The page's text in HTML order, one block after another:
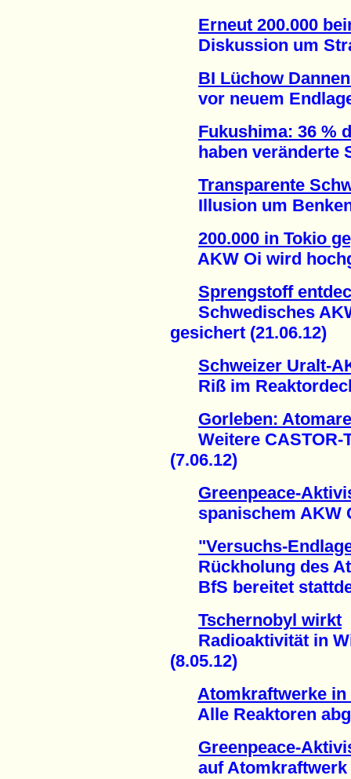
Erneut 200.000
Diskussion um
BI Lüchow
vor neuem
Fukushima: 36 %
haben veränderte
Transparente
Illusion um Benken
200.000 in Tokio
AKW Oi wird
Sprengstoff
Schwedisches
gesichert (21.06.12)
Schweizer Uralt-
Riß im
Gorleben:
Weitere CASTOR-
(7.06.12)
Greenpeace-
spanischem AKW
"Versuchs-
Rückholung des
BfS bereitet
Tschernobyl wirkt
Radioaktivität in
(8.05.12)
Atomkraftwerke in
Alle Reaktoren
Greenpeace-
auf Atomkraftwerk